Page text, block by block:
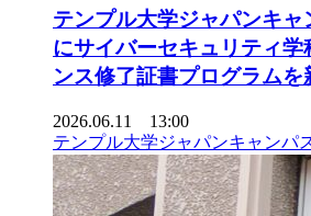
テンプル大学ジャパンキャ
にサイバーセキュリティ
ンス修了証書プログラムを
2026.06.11 13:00
テンプル大学ジャパンキャンパ